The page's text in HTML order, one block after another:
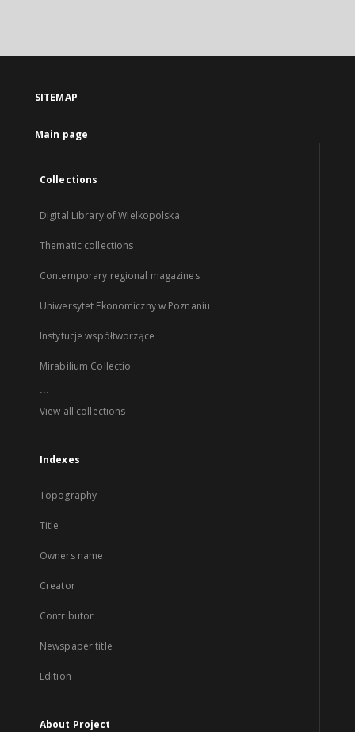
SITEMAP
Main page
Collections
Digital Library of Wielkopolska
Thematic collections
Contemporary regional magazines
Uniwersytet Ekonomiczny w Poznaniu
Instytucje współtworzące
Mirabilium Collectio
...
View all collections
Indexes
Topography
Title
Owners name
Creator
Contributor
Newspaper title
Edition
About Project